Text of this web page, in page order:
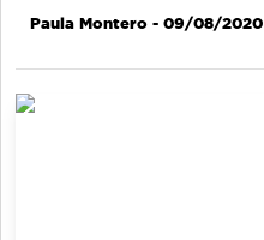
Paula Montero - 09/08/2020